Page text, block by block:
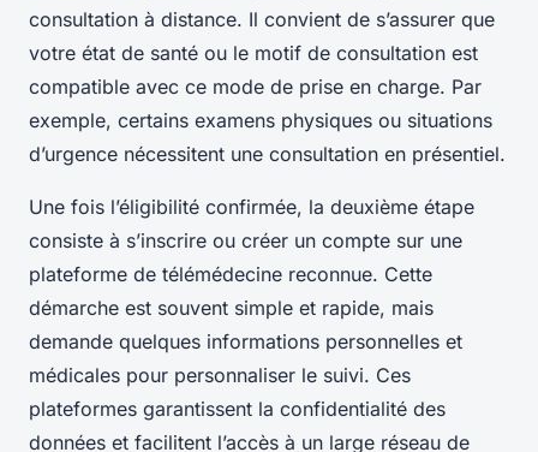
consultation à distance. Il convient de s’assurer que
votre état de santé ou le motif de consultation est
compatible avec ce mode de prise en charge. Par
exemple, certains examens physiques ou situations
d’urgence nécessitent une consultation en présentiel.
Une fois l’éligibilité confirmée, la deuxième étape
consiste à s’inscrire ou créer un compte sur une
plateforme de télémédecine reconnue. Cette
démarche est souvent simple et rapide, mais
demande quelques informations personnelles et
médicales pour personnaliser le suivi. Ces
plateformes garantissent la confidentialité des
données et facilitent l’accès à un large réseau de